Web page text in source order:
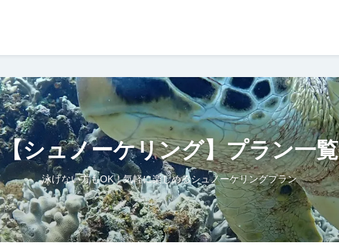
【シュノーケリング】プラン一覧
泳げない方もOK！気軽に楽しめるシュノーケリングプラン